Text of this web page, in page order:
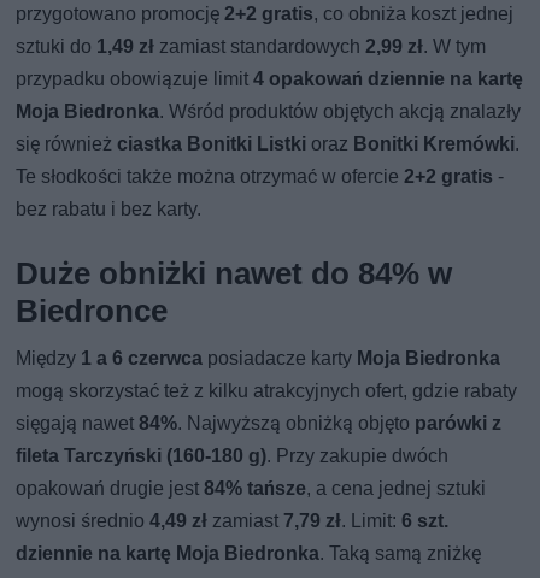
przygotowano promocję2+2 gratis, co obniża koszt jednej
sztuki do 1,49 zł zamiast standardowych2,99 zł. W tym
przypadku obowiązuje limit4 opakowań dziennie na kartę
Moja Biedronka. Wśród produktów objętych akcją znalazły
się również ciastka Bonitki Listki oraz Bonitki Kremówki.
Te słodkości także można otrzymać w ofercie2+2 gratis -
bez rabatu i bez karty.
Duże obniżki nawet do 84% w
Biedronce
Między 1 a 6 czerwca posiadacze karty Moja Biedronka
mogą skorzystać też z kilku atrakcyjnych ofert, gdzie rabaty
sięgają nawet84%. Najwyższą obniżką objęto parówki z
fileta Tarczyński (160-180 g). Przy zakupie dwóch
opakowań drugie jest84% tańsze, a cena jednej sztuki
wynosi średnio4,49 zł zamiast 7,79 zł. Limit:6 szt.
dziennie na kartę Moja Biedronka. Taką samą zniżkę